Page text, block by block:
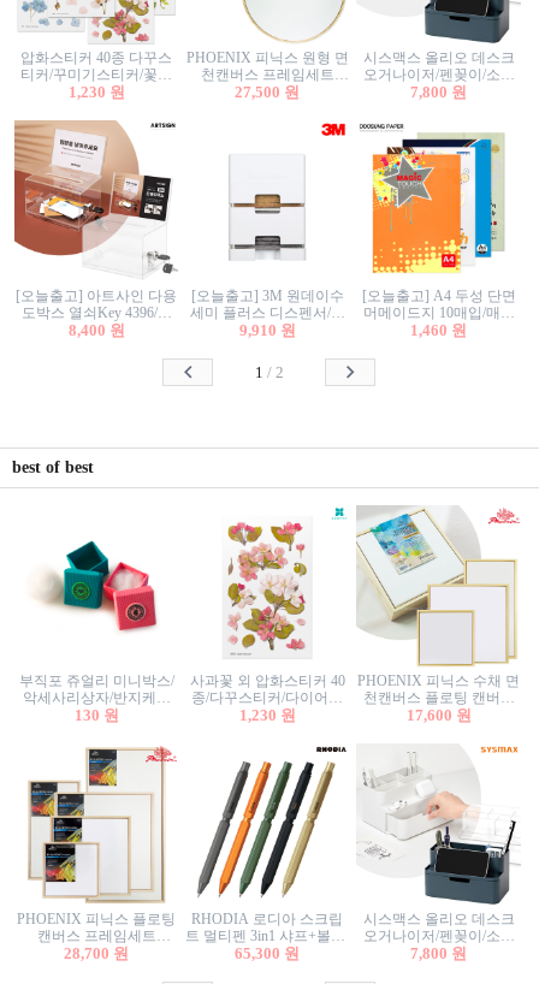
압화스티커 40종 다꾸스
티커/꾸미기스티커/꽃스
티커/압화꽃책갈피/팬시
1,230 원
PHOENIX 피닉스 원형 면
천캔버스 프레임세트
30cm/원형캔버스/플로팅
27,500 원
시스맥스 올리오 데스크
오거나이저/펜꽂이/소품
꽂이/소품함/정리함/수납
7,800 원
[오늘출고] 아트사인 다용
도박스 열쇠Key 4396/투
표함/건의함/모금함/응모
8,400 원
[오늘출고] 3M 원데이수
세미 플러스 디스펜서/소
프트수세미5매+강력수세
9,910 원
[오늘출고] A4 두성 단면
머메이드지 10매입/매직
터치/색지/색상지/색복사
칼라색지/고급복사지
1,460 원
1 / 2
best of best
부직포 쥬얼리 미니박스/
악세사리상자/반지케이
스/반지상자/귀걸이상자/
130 원
사과꽃 외 압화스티커 40
종/다꾸스티커/다이어리
꾸미기/꽃스티커/자연물
1,230 원
PHOENIX 피닉스 수채 면
천캔버스 플로팅 캔버스
프레임세트 30x30cm/액자
17,600 원
PHOENIX 피닉스 플로팅
캔버스 프레임세트
50x50cm/액자캔버스/인테
28,700 원
RHODIA 로디아 스크립
트 멀티펜 3in1 샤프+볼펜/
무광택 알루미늄 육각배
65,300 원
시스맥스 올리오 데스크
오거나이저/펜꽂이/소품
꽂이/소품함/정리함/수납
7,800 원